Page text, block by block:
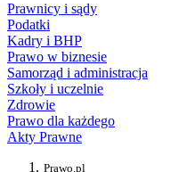
Prawnicy i sądy
Podatki
Kadry i BHP
Prawo w biznesie
Samorząd i administracja
Szkoły i uczelnie
Zdrowie
Prawo dla każdego
Akty Prawne
Prawo.pl